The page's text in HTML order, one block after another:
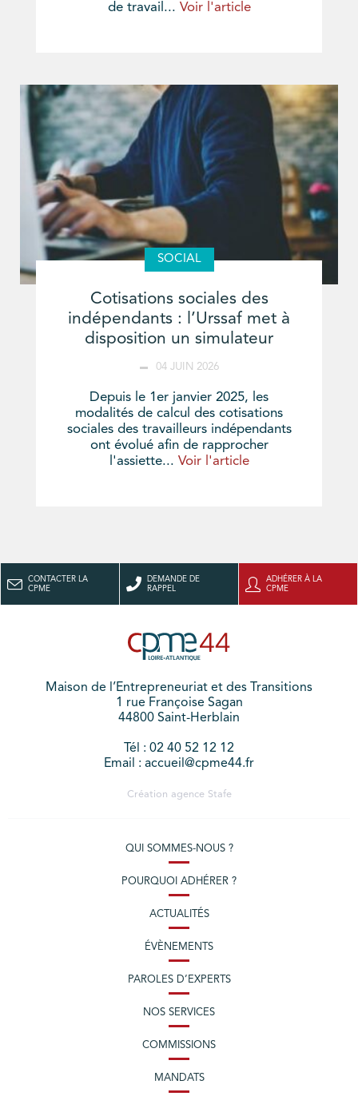
de travail... Voir l'article
SOCIAL
Cotisations sociales des
indépendants : l’Urssaf met à
disposition un simulateur
04 JUIN 2026
Depuis le 1er janvier 2025, les
modalités de calcul des cotisations
sociales des travailleurs indépendants
ont évolué afin de rapprocher
l'assiette... Voir l'article
CONTACTER LA
CPME
DEMANDE DE
RAPPEL
ADHÉRER À LA
CPME
Maison de l’Entrepreneuriat et des Transitions
1 rue Françoise Sagan
44800 Saint-Herblain
Tél : 02 40 52 12 12
Email : accueil@cpme44.fr
Création agence Stafe
QUI SOMMES-NOUS ?
POURQUOI ADHÉRER ?
ACTUALITÉS
ÉVÈNEMENTS
PAROLES D’EXPERTS
NOS SERVICES
COMMISSIONS
MANDATS